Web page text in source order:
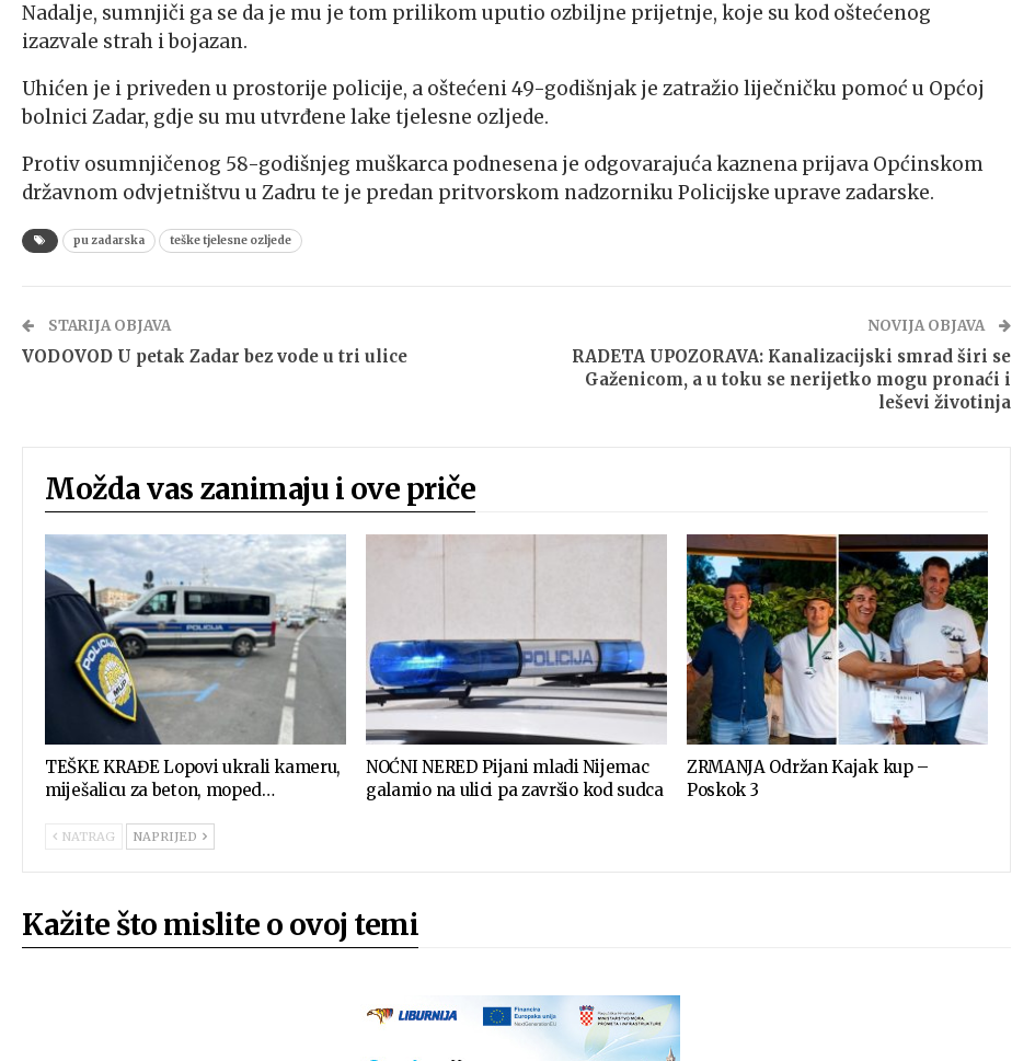
Nadalje, sumnjiči ga se da je mu je tom prilikom uputio ozbiljne prijetnje, koje su kod oštećenog
izazvale strah i bojazan.
Uhićen je i priveden u prostorije policije, a oštećeni 49-godišnjak je zatražio liječničku pomoć u Općoj
bolnici Zadar, gdje su mu utvrđene lake tjelesne ozljede.
Protiv osumnjičenog 58-godišnjeg muškarca podnesena je odgovarajuća kaznena prijava Općinskom
državnom odvjetništvu u Zadru te je predan pritvorskom nadzorniku Policijske uprave zadarske.
pu zadarska teške tjelesne ozljede
STARIJA OBJAVA
VODOVOD U petak Zadar bez vode u tri ulice
NOVIJA OBJAVA
RADETA UPOZORAVA: Kanalizacijski smrad širi se
Gaženicom, a u toku se nerijetko mogu pronaći i
leševi životinja
Možda vas zanimaju i ove priče
TEŠKE KRAĐE Lopovi ukrali kameru,
miješalicu za beton, moped…
NOĆNI NERED Pijani mladi Nijemac
galamio na ulici pa završio kod sudca
ZRMANJA Održan Kajak kup –
Poskok 3
NATRAG NAPRIJED
Kažite što mislite o ovoj temi